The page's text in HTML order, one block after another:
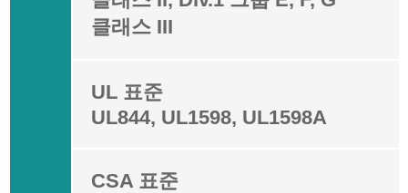
클래스 III
UL 표준
UL844, UL1598, UL1598A
CSA 표준